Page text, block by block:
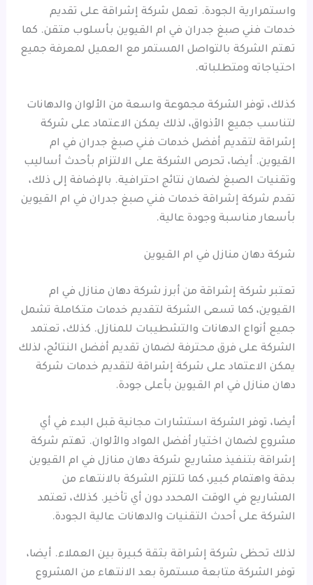
واستمرارية الجودة. تعمل شركة إشراقة على تقديم
خدمات فني صبغ جدران في ام القيوين بأسلوب متقن. كما
تهتم الشركة بالتواصل المستمر مع العميل لمعرفة جميع
احتياجاته ومتطلباته.
كذلك، توفر الشركة مجموعة واسعة من الألوان والدهانات
لتناسب جميع الأذواق، لذلك يمكن الاعتماد على شركة
إشراقة لتقديم أفضل خدمات فني صبغ جدران في ام
القيوين. أيضا، تحرص الشركة على الالتزام بأحدث أساليب
وتقنيات الصبغ لضمان نتائج احترافية. بالإضافة إلى ذلك،
تقدم شركة إشراقة خدمات فني صبغ جدران في ام القيوين
بأسعار مناسبة وجودة عالية.
شركة دهان منازل في ام القيوين
تعتبر شركة إشراقة من أبرز شركة دهان منازل في ام
القيوين، كما تسعى الشركة لتقديم خدمات متكاملة تشمل
جميع أنواع الدهانات والتشطيبات للمنازل. كذلك، تعتمد
الشركة على فرق محترفة لضمان تقديم أفضل النتائج، لذلك
يمكن الاعتماد على شركة إشراقة لتقديم خدمات شركة
دهان منازل في ام القيوين بأعلى جودة.
أيضا، توفر الشركة استشارات مجانية قبل البدء في أي
مشروع لضمان اختيار أفضل المواد والألوان. تهتم شركة
إشراقة بتنفيذ مشاريع شركة دهان منازل في ام القيوين
بدقة واهتمام كبير، كما تلتزم الشركة بالانتهاء من
المشاريع في الوقت المحدد دون أي تأخير. كذلك، تعتمد
الشركة على أحدث التقنيات والدهانات عالية الجودة.
لذلك تحظى شركة إشراقة بثقة كبيرة بين العملاء. أيضا،
توفر الشركة متابعة مستمرة بعد الانتهاء من المشروع